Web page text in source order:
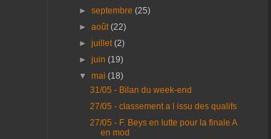
►septembre(25)
►août(22)
►juillet(2)
►juin(19)
▼mai(18)
31/05 - Bilan du week-end
27/05 - classement a l issu des qualifs
27/05 - F. Beys en lutte pour la finale A
en mod